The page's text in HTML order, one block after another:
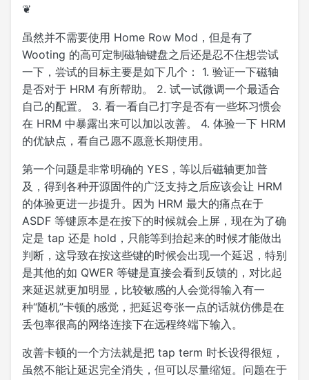
❦
虽然并不需要使用 Home Row Mod，但是有了
Wooting 的高可定制磁轴键盘之后还是忍不住想尝试
一下，尝试的目标主要是如下几个： 1. 验证一下磁轴
是否对于 HRM 有所帮助。 2. 试一试微调一个最适合
自己的配置。 3. 看一看自己打字是否有一些坏习惯会
在 HRM 中暴露出来可以加以改善。 4. 体验一下 HRM
的优缺点，看自己愿不愿意长期使用。
第一个问题是非常明确的 YES，等以后磁轴更加普
及，得到各种开源固件的广泛支持之后应该会让 HRM
的体验更进一步提升。因为 HRM 最大的痛点在于
ASDF 等键原本是在按下的时候就会上屏，现在为了确
定是 tap 还是 hold，只能等到抬起来的时候才能做出
判断，这导致在按这些键的时候会出现一个延迟，特别
是其他的如 QWER 等键是直接会看到反馈的，对比起
来延迟就更加明显，比较敏感的人会觉得输入有一
种“随机”卡顿的感觉，把延迟夸张一点的话就仿佛是在
丢包率很高的网络连接下在远程终端下输入。
改善卡顿的一个方法就是把 tap term 时长设得很短，
虽然不能让延迟完全消失，但可以尽量缩短。问题在于